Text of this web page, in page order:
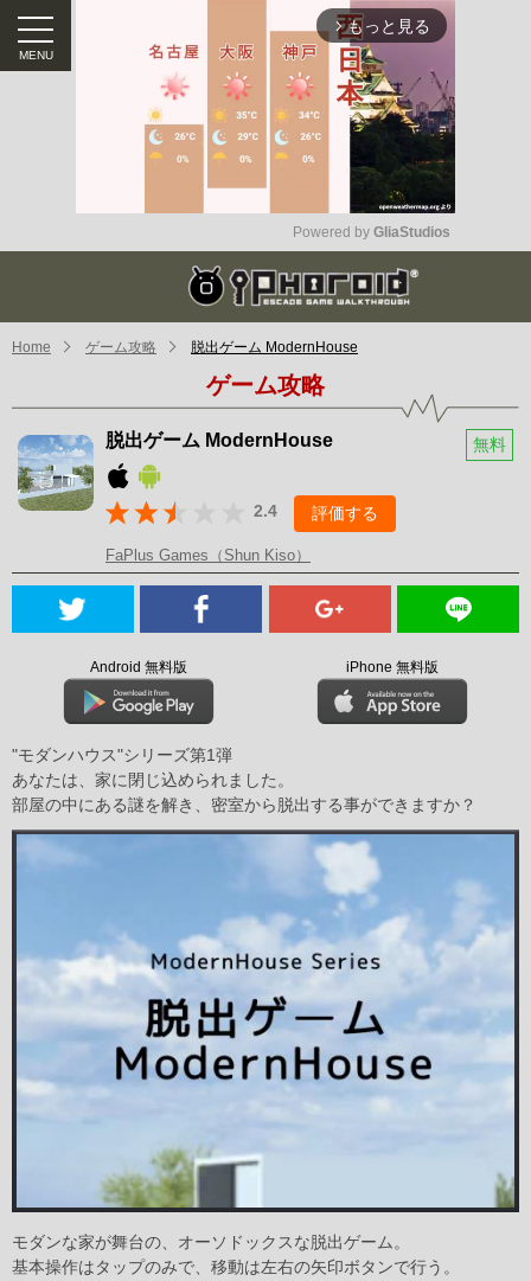
arrow_forward_ios もっと見る
Mute
Powered by GliaStudios
Home ゲーム攻略 脱出ゲーム ModernHouse
ゲーム攻略
脱出ゲーム ModernHouse 無料
2.4 評価する
FaPlus Games（Shun Kiso）
Android 無料版 iPhone 無料版
"モダンハウス"シリーズ第1弾
あなたは、家に閉じ込められました。
部屋の中にある謎を解き、密室から脱出する事ができますか？
モダンな家が舞台の、オーソドックスな脱出ゲーム。
基本操作はタップのみで、移動は左右の矢印ボタンで行う。